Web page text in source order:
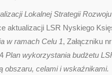
Lokalnej Strategii
aktualizacji LSR Nyskiego
w ramach Celu 1, Załączniku
Plan wykorzystania budżetu
obszaru, celami i wskaźnikami.